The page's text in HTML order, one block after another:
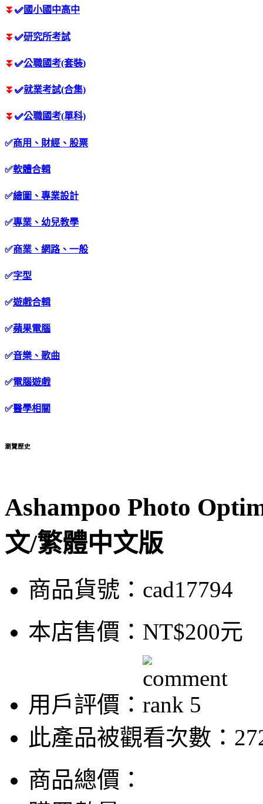
⏬ ✅國小國中高中
⏬ ✅研究所考試
⏬ ✅公職國考(套裝)
⏬ ✅就業考試(合集)
⏬ ✅公職國考(單科)
✅商用、財經、股票
✅軟體合輯
✅繪圖、專業設計
✅專業、幼兒教學
✅商業、網路、一般
✅字型
✅遊戲合輯
✅蘋果電腦
✅音樂、歌曲
✅電腦遊戲
✅醫學相關
瀏覽歷史
Ashampoo Photo
文/繁體中文版
商品貨號：cad17794
本店售價： NT$200元
用戶評價：
此產品被觀看次數：
商品總價：